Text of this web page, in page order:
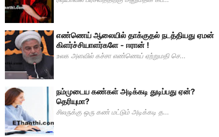
எண்ணெய் ஆலையில் தாக்குதல் நடத்தியது ஏமன்
கிளர்ச்சியாளர்களே - ஈரான் !
உலக அளவில் கச்சா எண்ணெய் ஏற்றுமதி செ...
நம்முடைய கண்கள் அடிக்கடி துடிப்பது ஏன்?
தெரியுமா?
சிலருக்கு ஒரு கண் மட்டும் அடிக்கடி த...